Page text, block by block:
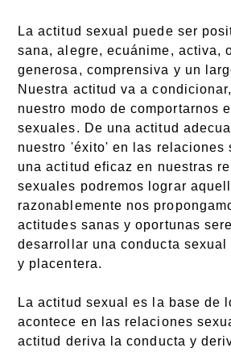
La actitud sexual puede ser
sana, alegre, ecuánime, activa,
generosa, comprensiva y un
Nuestra actitud va a
nuestro modo de comportarnos
sexuales. De una actitud
nuestro 'éxito' en las relaciones
una actitud eficaz en nuestras
sexuales podremos lograr
razonablemente nos
actitudes sanas y oportunas
desarrollar una conducta sexual
y placentera.
La actitud sexual es la base de
acontece en las relaciones
actitud deriva la conducta y